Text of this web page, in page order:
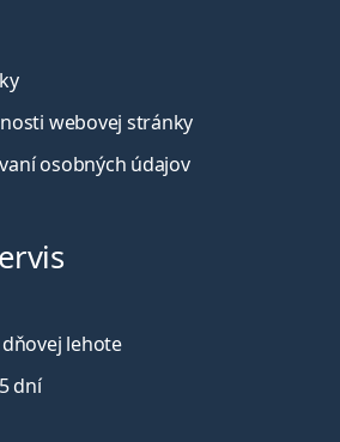
webovej stránky
osobných údajov
lehote
dní